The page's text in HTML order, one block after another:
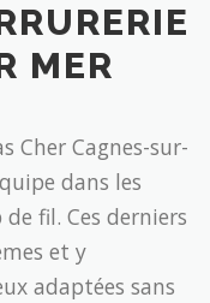
MER
Cher Cagnes-sur-
dans les
fil. Ces derniers
et y
adaptées sans